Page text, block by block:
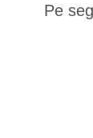
Pe